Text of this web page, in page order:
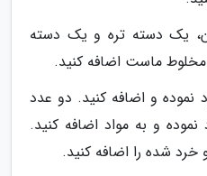
یک دسته تره و یک دسته
مخلوط ماست اضافه کنید.
نموده و اضافه کنید. دو عدد
نموده و به مواد اضافه کنید.
خرد شده را اضافه کنید.